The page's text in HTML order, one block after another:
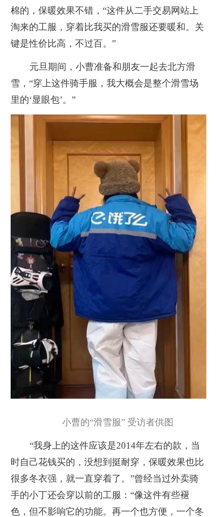
棉的，保暖效果不错，“这件从二手交易网站上
淘来的工服，穿着比我买的滑雪服还要暖和。关
键是性价比高，不过百。”
元旦期间，小曹准备和朋友一起去北方滑
雪，“穿上这件骑手服，我大概会是整个滑雪场
里的‘显眼包’。”
小曹的“滑雪服” 受访者供图
“我身上的这件应该是2014年左右的款，当
时自己花钱买的，没想到挺耐穿，保暖效果也比
很多冬衣强，就一直穿着了。”曾经当过外卖骑
手的小丁还会穿以前的工服：“像这件有些褪
色，但不影响它的功能。再一个也方便，一个冬